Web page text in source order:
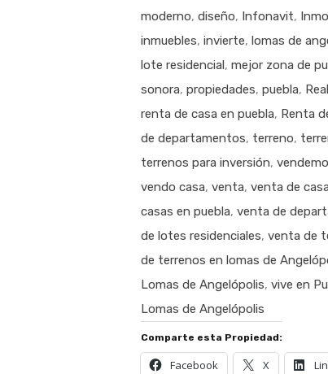
moderno, diseño, Infonavit,
inmuebles, invierte, lomas de
lote residencial, mejor zona de
sonora, propiedades, puebla,
renta de casa en puebla, Renta
de departamentos, terreno,
terrenos para inversión,
vendo casa, venta, venta de
casas en puebla, venta de
de lotes residenciales, venta de
de terrenos en lomas de
Lomas de Angelópolis, vive en
Lomas de Angelópolis
Comparte esta Propiedad:
Facebook X